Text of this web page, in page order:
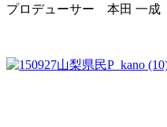
プロデューサー 本田 一成